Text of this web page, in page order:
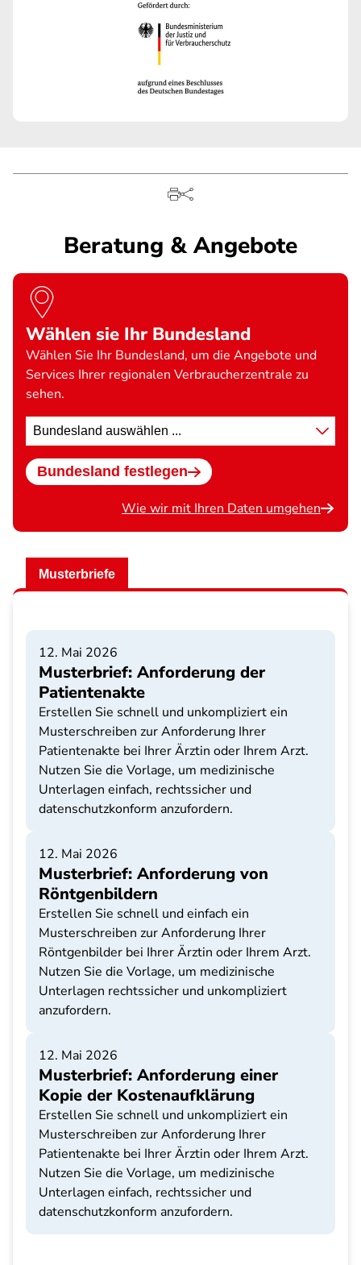
Beratung & Angebote
Wählen sie Ihr Bundesland
Wählen Sie Ihr Bundesland, um die Angebote und
Services Ihrer regionalen Verbraucherzentrale zu
sehen.
Standort
wählen
Bundesland festlegen
Wie wir mit Ihren Daten umgehen
Musterbriefe
12. Mai 2026
Musterbrief: Anforderung der
Patientenakte
Erstellen Sie schnell und unkompliziert ein
Musterschreiben zur Anforderung Ihrer
Patientenakte bei Ihrer Ärztin oder Ihrem Arzt.
Nutzen Sie die Vorlage, um medizinische
Unterlagen einfach, rechtssicher und
datenschutzkonform anzufordern.
12. Mai 2026
Musterbrief: Anforderung von
Röntgenbildern
Erstellen Sie schnell und einfach ein
Musterschreiben zur Anforderung Ihrer
Röntgenbilder bei Ihrer Ärztin oder Ihrem Arzt.
Nutzen Sie die Vorlage, um medizinische
Unterlagen rechtssicher und unkompliziert
anzufordern.
12. Mai 2026
Musterbrief: Anforderung einer
Kopie der Kostenaufklärung
Erstellen Sie schnell und unkompliziert ein
Musterschreiben zur Anforderung Ihrer
Patientenakte bei Ihrer Ärztin oder Ihrem Arzt.
Nutzen Sie die Vorlage, um medizinische
Unterlagen einfach, rechtssicher und
datenschutzkonform anzufordern.